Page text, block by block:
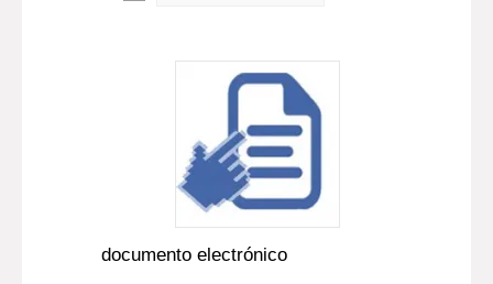
documento electrónico